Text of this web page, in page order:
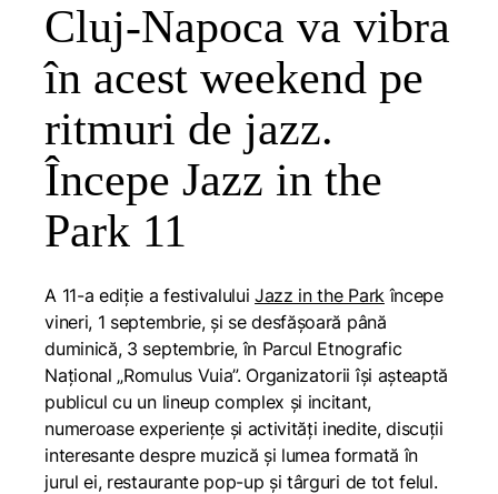
Cluj-Napoca va vibra
în acest weekend pe
ritmuri de jazz.
Începe Jazz in the
Park 11
A 11-a ediție a festivaluluiJazz in the Parkîncepe
vineri, 1 septembrie, și se desfășoară până
duminică, 3 septembrie, în Parcul Etnografic
Național „Romulus Vuia”. Organizatorii își așteaptă
publicul cu un lineup complex și incitant,
numeroase experiențe și activități inedite, discuții
interesante despre muzică și lumea formată în
jurul ei, restaurante pop-up și târguri de tot felul.